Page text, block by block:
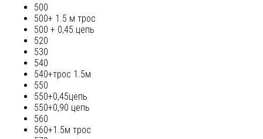
500
500+ 1.5 м трос
500 + 0,45 цепь
520
530
540
540+трос 1.5м
550
550+0,45цепь
550+0,90 цепь
560
560+1.5м трос